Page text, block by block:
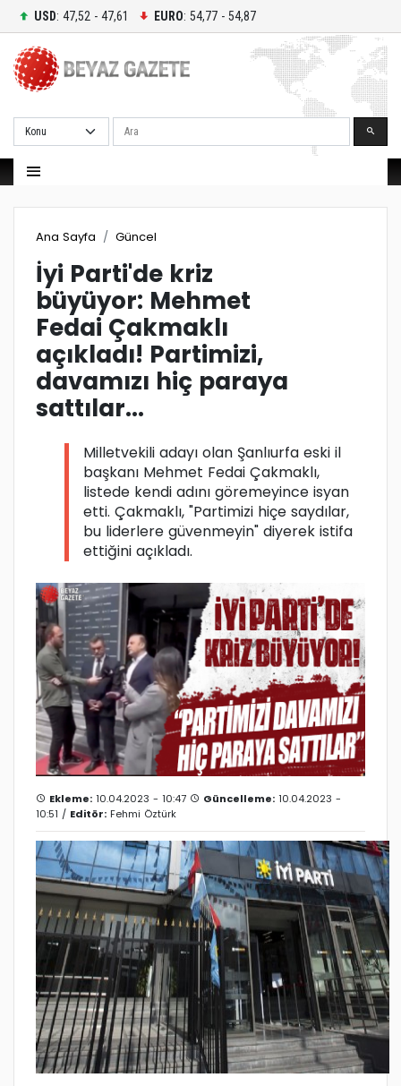
USD: 47,52 - 47,61 EURO: 54,77 - 54,87
Ara
Ana Sayfa Güncel
İyi Parti'de kriz
büyüyor: Mehmet
Fedai Çakmaklı
açıkladı! Partimizi,
davamızı hiç paraya
sattılar...
Milletvekili adayı olan Şanlıurfa eski il
başkanı Mehmet Fedai Çakmaklı,
listede kendi adını göremeyince isyan
etti. Çakmaklı, "Partimizi hiçe saydılar,
bu liderlere güvenmeyin" diyerek istifa
ettiğini açıkladı.
Ekleme: 10.04.2023 - 10:47 Güncelleme: 10.04.2023 -
10:51 / Editör: Fehmi Öztürk